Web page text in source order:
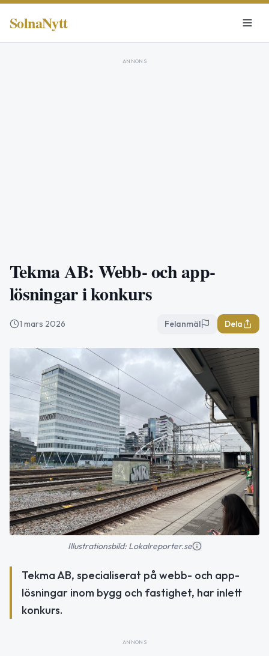
SolnaNytt
ANNONS
Tekma AB: Webb- och app-
lösningar i konkurs
1 mars 2026 Felanmäl Dela
Illustrationsbild: Lokalreporter.se
Tekma AB, specialiserat på webb- och app-
lösningar inom bygg och fastighet, har inlett
konkurs.
ANNONS